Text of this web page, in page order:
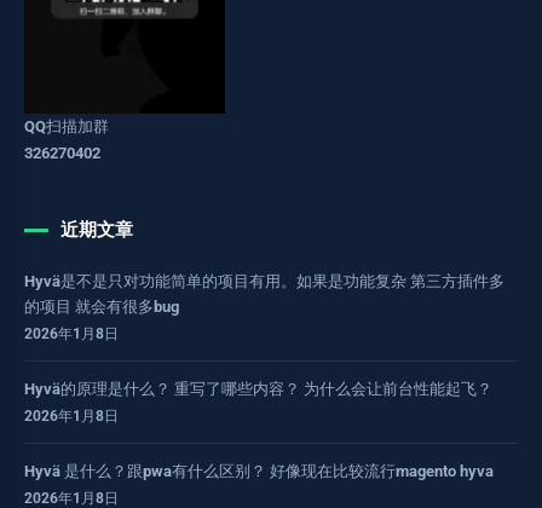
QQ扫描加群
326270402
近期文章
Hyvä是不是只对功能简单的项目有用。如果是功能复杂 第三方插件多
的项目 就会有很多bug
2026年1月8日
Hyvä的原理是什么？ 重写了哪些内容？ 为什么会让前台性能起飞？
2026年1月8日
Hyvä 是什么？跟pwa有什么区别？ 好像现在比较流行magento hyva
2026年1月8日